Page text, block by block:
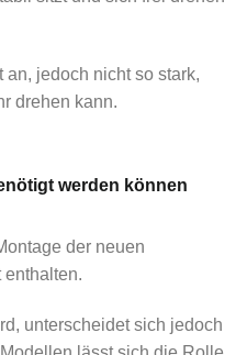
jedoch nicht so stark,
drehen kann.
werden können
der neuen
enthalten.
unterscheidet sich jedoch